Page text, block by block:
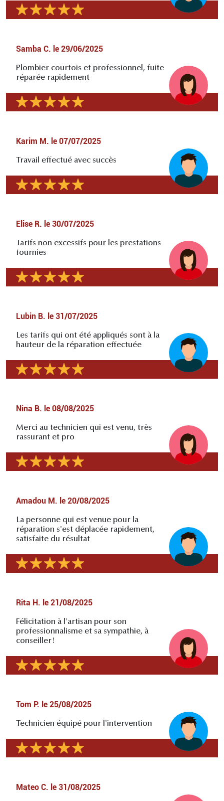
Samba C. le 29/06/2025
Plombier courtois et professionnel, fuite
réparée rapidement
Karim M. le 07/07/2025
Travail effectué avec succès
Elise R. le 30/07/2025
Tarifs non excessifs pour les prestations
fournies
Lubin B. le 31/07/2025
Les tarifs qui ont été appliqués sont à la
hauteur de la réparation effectuée
Nina B. le 08/08/2025
Merci au technicien qui est venu, très
rassurant et pro
Amadou M. le 20/08/2025
La personne qui est venue pour la
réparation s'est déplacée rapidement,
satisfaite du résultat
Rita H. le 21/08/2025
Félicitation à l'artisan pour son
professionnalisme et sa sympathie, à
conseiller!
Tom P. le 25/08/2025
Technicien équipé pour l'intervention
Mateo C. le 31/08/2025